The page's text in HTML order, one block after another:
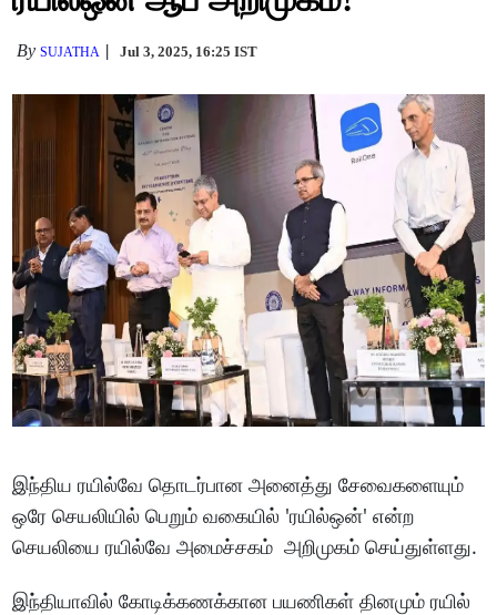
BySUJATHA Jul 3, 2025, 16:25 IST
இந்திய ரயில்வே தொடர்பான அனைத்து சேவைகளையும்
ஒரே செயலியில் பெறும் வகையில் 'ரயில்ஒன்' என்ற
செயலியை ரயில்வே அமைச்சகம் அறிமுகம் செய்துள்ளது.
இந்தியாவில் கோடிக்கணக்கான பயணிகள் தினமும் ரயில்